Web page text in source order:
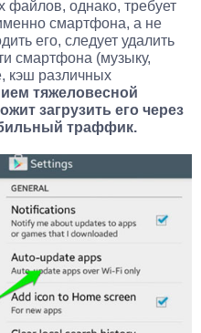
однако, требует
смартфона, а не
его, следует удалить
смартфона (музыку,
кэш различных
тяжеловесной
загрузить его через
траффик.